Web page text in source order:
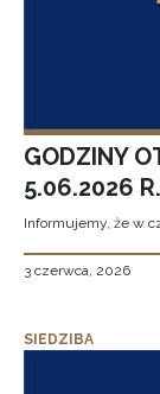
GODZINY
5.06.2026 R.
Informujemy, że w
3 czerwca, 2026
SIEDZIBA